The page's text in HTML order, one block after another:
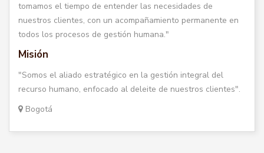
tomamos el tiempo de entender las necesidades de
nuestros clientes, con un acompañamiento permanente en
todos los procesos de gestión humana."
Misión
"Somos el aliado estratégico en la gestión integral del
recurso humano, enfocado al deleite de nuestros clientes".
Bogotá